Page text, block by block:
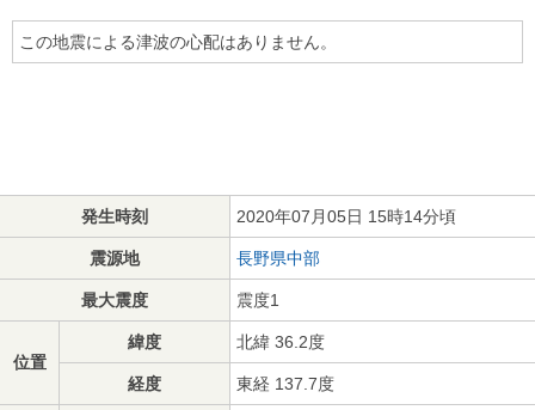
この地震による津波の心配はありません。
発生時刻 2020年07月05日 15時14分頃
震源地 長野県中部
最大震度 震度1
位置
緯度 北緯 36.2度
経度 東経 137.7度